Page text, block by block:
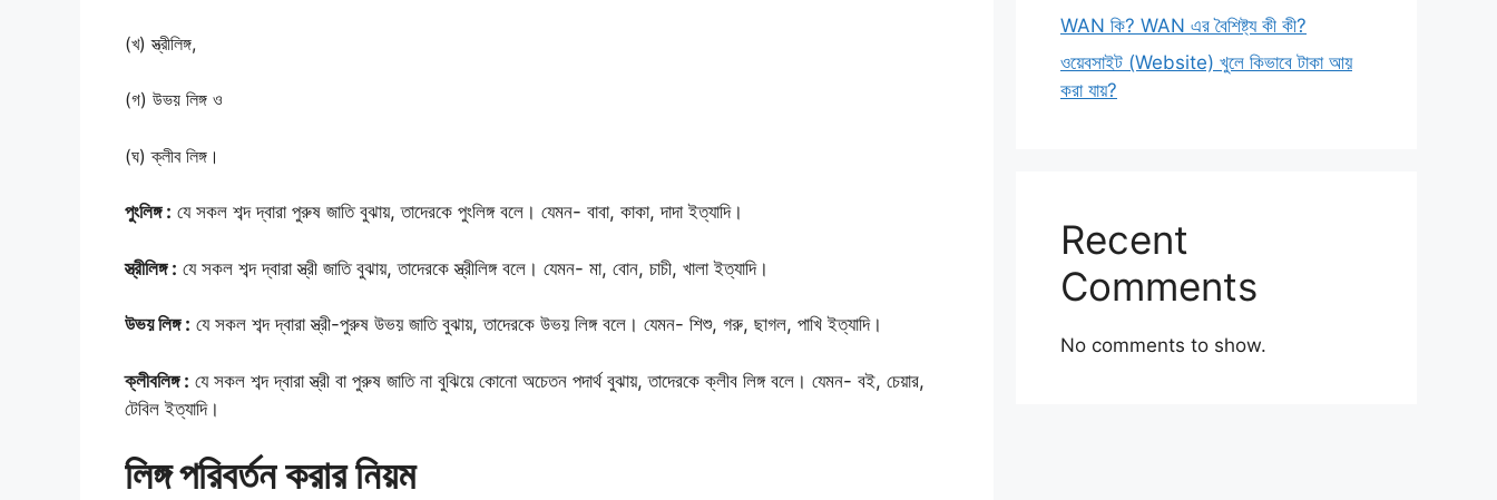
(খ) স্ত্রীলিঙ্গ,
(গ) উভয় লিঙ্গ ও
(ঘ) ক্লীব লিঙ্গ।
পুংলিঙ্গ : যে সকল শব্দ দ্বারা পুরুষ জাতি বুঝায়, তাদেরকে পুংলিঙ্গ বলে। যেমন- বাবা, কাকা, দাদা ইত্যাদি।
স্ত্রীলিঙ্গ : যে সকল শব্দ দ্বারা স্ত্রী জাতি বুঝায়, তাদেরকে স্ত্রীলিঙ্গ বলে। যেমন- মা, বোন, চাচী, খালা ইত্যাদি।
উভয় লিঙ্গ : যে সকল শব্দ দ্বারা স্ত্রী-পুরুষ উভয় জাতি বুঝায়, তাদেরকে উভয় লিঙ্গ বলে। যেমন- শিশু, গরু, ছাগল, পাখি ইত্যাদি।
ক্লীবলিঙ্গ : যে সকল শব্দ দ্বারা স্ত্রী বা পুরুষ জাতি না বুঝিয়ে কোনো অচেতন পদার্থ বুঝায়, তাদেরকে ক্লীব লিঙ্গ বলে। যেমন- বই, চেয়ার,
টেবিল ইত্যাদি।
লিঙ্গ পরিবর্তন করার নিয়ম
WAN কি? WAN এর বৈশিষ্ট্য কী কী?
ওয়েবসাইট (Website) খুলে কিভাবে টাকা আয়
করা যায়?
Recent
Comments
No comments to show.